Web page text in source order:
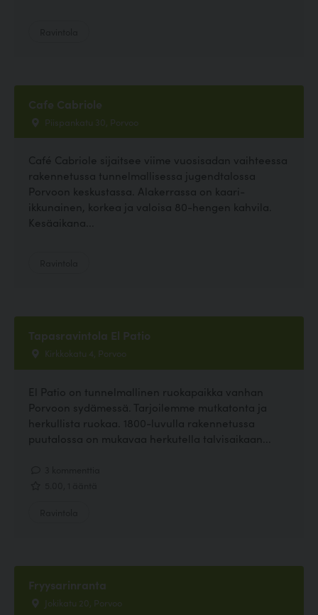
Cafe Cabriole
Piispankatu 30, Porvoo
Café Cabriole sijaitsee viime vuosisadan vaihteessa
rakennetussa tunnelmallisessa jugendtalossa
Porvoon keskustassa. Alakerrassa on kaari-
ikkunainen, korkea ja valoisa 80-hengen kahvila.
Kesäaikana...
Tapasravintola El Patio
Kirkkokatu 4, Porvoo
El Patio on tunnelmallinen ruokapaikka vanhan
Porvoon sydämessä. Tarjoilemme mutkatonta ja
herkullista ruokaa. 1800-luvulla rakennetussa
puutalossa on mukavaa herkutella talvisaikaan...
Fryysarinranta
Jokikatu 20, Porvoo